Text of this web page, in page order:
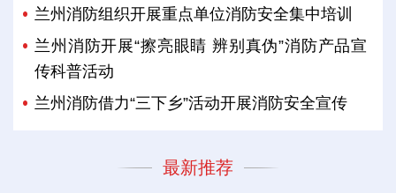
兰州消防组织开展重点单位消防安全集中培训
兰州消防开展“擦亮眼睛 辨别真伪”消防产品宣
传科普活动
兰州消防借力“三下乡”活动开展消防安全宣传
最新推荐